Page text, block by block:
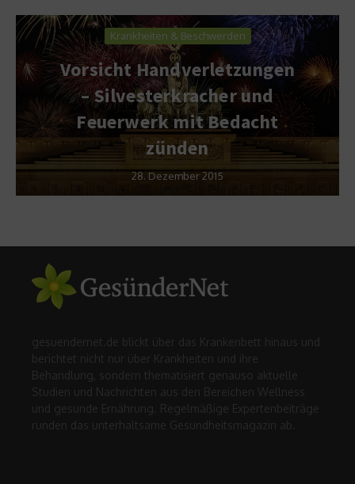
Krankheiten & Beschwerden
Vorsicht Handverletzungen
– Silvesterkracher und
Feuerwerk mit Bedacht
zünden
28. Dezember 2015
gesuendernet.de blickt über das Krankenbett hinaus und
berichtet nicht nur über Krankheiten und ihre
Behandlung, sondern thematisiert genauso aktuelle
Studien und Nachrichten aus den Bereichen Wellness
und gesunde Ernährung. Regelmäßige Expertenbeiträge
runden das unterhaltsame Gesundheitsmagazin ab.